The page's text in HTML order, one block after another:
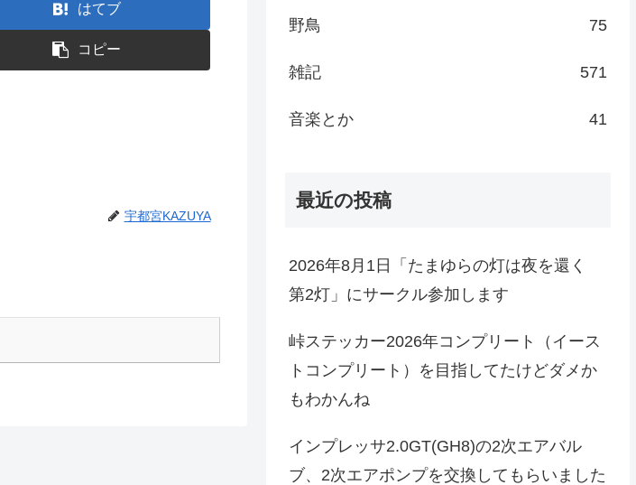
はてブ
コピー
宇都宮KAZUYA
野鳥 75
雑記 571
音楽とか 41
最近の投稿
2026年8月1日「たまゆらの灯は夜を還く
第2灯」にサークル参加します
峠ステッカー2026年コンプリート（イース
トコンプリート）を目指してたけどダメか
もわかんね
インプレッサ2.0GT(GH8)の2次エアバル
ブ、2次エアポンプを交換してもらいました